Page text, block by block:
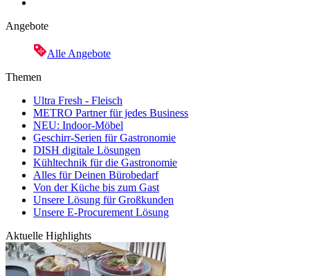
Angebote
Alle Angebote
Themen
Ultra Fresh - Fleisch
METRO Partner für jedes Business
NEU: Indoor-Möbel
Geschirr-Serien für Gastronomie
DISH digitale Lösungen
Kühltechnik für die Gastronomie
Alles für Deinen Bürobedarf
Von der Küche bis zum Gast
Unsere Lösung für Großkunden
Unsere E-Procurement Lösung
Aktuelle Highlights